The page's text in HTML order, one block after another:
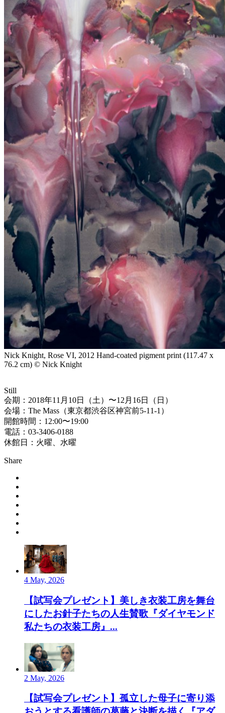
Nick Knight, Rose VI, 2012 Hand-coated pigment print (117.47 x
76.2 cm) © Nick Knight
Still
会期：2018年11月10日（土）〜12月16日（日）
会場：The Mass（東京都渋谷区神宮前5-11-1）
開館時間：12:00〜19:00
電話：03-3406-0188
休館日：火曜、水曜
Share
4 May, 2026
【試写会プレゼント】美しき衣装工房を舞台
にしたお針子たちの人生賛歌『ダイヤモンド
私たちの衣装工房』...
2 May, 2026
【試写会プレゼント】孤立した母子に寄り添